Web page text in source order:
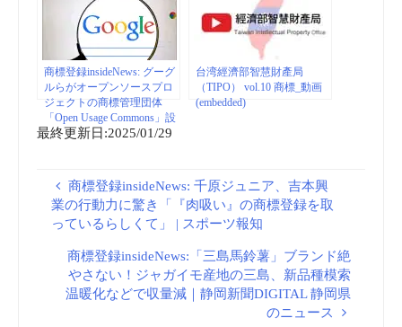
商標登録insideNews: グーグ
ルらがオープンソースプロ
ジェクトの商標管理団体
「Open Usage Commons」設
立 – ZDNet Japan
台湾經濟部智慧財產局
（TIPO） vol.10 商標_動画
(embedded)
最終更新日:2025/01/29
商標登録insideNews: 千原ジュニア、吉本興
業の行動力に驚き「『肉吸い』の商標登録を取
っているらしくて」 | スポーツ報知
商標登録insideNews:「三島馬鈴薯」ブランド絶
やさない！ジャガイモ産地の三島、新品種模索
温暖化などで収量減｜静岡新聞DIGITAL 静岡県
のニュース